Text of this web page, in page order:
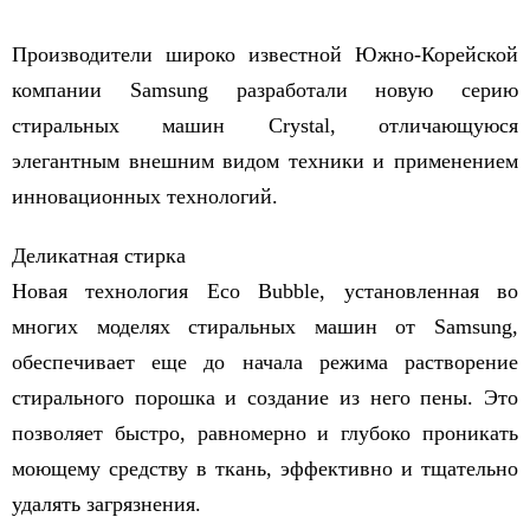
Производители широко известной Южно-Корейской
компании Samsung разработали новую серию
стиральных машин Crystal, отличающуюся
элегантным внешним видом техники и применением
инновационных технологий.
Деликатная стирка
Новая технология Eco Bubble, установленная во
многих моделях стиральных машин от Samsung,
обеспечивает еще до начала режима растворение
стирального порошка и создание из него пены. Это
позволяет быстро, равномерно и глубоко проникать
моющему средству в ткань, эффективно и тщательно
удалять загрязнения.